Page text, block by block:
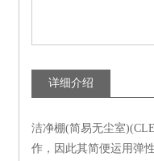
详细介绍
洁净棚(简易无尘室
作，因此其简便运用弹